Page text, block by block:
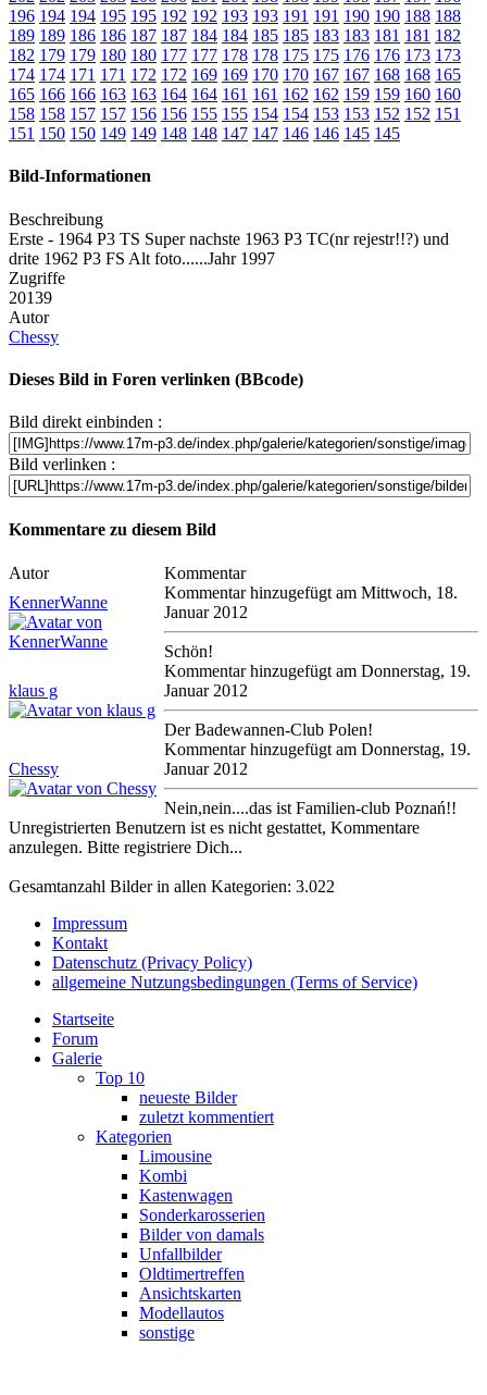
196 194 194 195 195 192 192 193 193 191 191 190 190 188 188
189 189 186 186 187 187 184 184 185 185 183 183 181 181 182
182 179 179 180 180 177 177 178 178 175 175 176 176 173 173
174 174 171 171 172 172 169 169 170 170 167 167 168 168 165
165 166 166 163 163 164 164 161 161 162 162 159 159 160 160
158 158 157 157 156 156 155 155 154 154 153 153 152 152 151
151 150 150 149 149 148 148 147 147 146 146 145 145
Bild-Informationen
Beschreibung
Erste - 1964 P3 TS Super nachste 1963 P3 TC(nr rejestr!!?) und
drite 1962 P3 FS Alt foto......Jahr 1997
Zugriffe
20139
Autor
Chessy
Dieses Bild in Foren verlinken (BBcode)
Bild direkt einbinden :
Bild verlinken :
Kommentare zu diesem Bild
Autor
Kommentar
KennerWanne
Kommentar hinzugefügt am Mittwoch, 18.
Januar 2012
Schön!
klaus g
Kommentar hinzugefügt am Donnerstag, 19.
Januar 2012
Der Badewannen-Club Polen!
Chessy
Kommentar hinzugefügt am Donnerstag, 19.
Januar 2012
Nein,nein....das ist Familien-club Poznań!!
Unregistrierten Benutzern ist es nicht gestattet, Kommentare
anzulegen. Bitte registriere Dich...
Gesamtanzahl Bilder in allen Kategorien: 3.022
Impressum
Kontakt
Datenschutz (Privacy Policy)
allgemeine Nutzungsbedingungen (Terms of Service)
Startseite
Forum
Galerie
Top 10
neueste Bilder
zuletzt kommentiert
Kategorien
Limousine
Kombi
Kastenwagen
Sonderkarosserien
Bilder von damals
Unfallbilder
Oldtimertreffen
Ansichtskarten
Modellautos
sonstige